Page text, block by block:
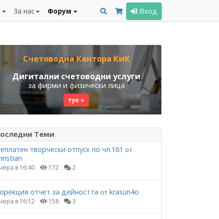
За нас Форум Вход
Счетоводна Кантора КиК
Дигитални счетоводни услуги
за фирми и физически лица
тук »
Теми
творчески отпуск по чл.161 от
в 16:40 172 2
отчет за дейността от krasun4o
в 16:12 158 3